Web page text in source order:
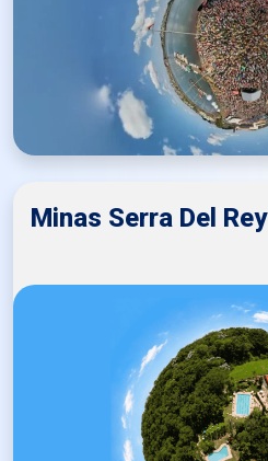
Minas Serra Del Rey